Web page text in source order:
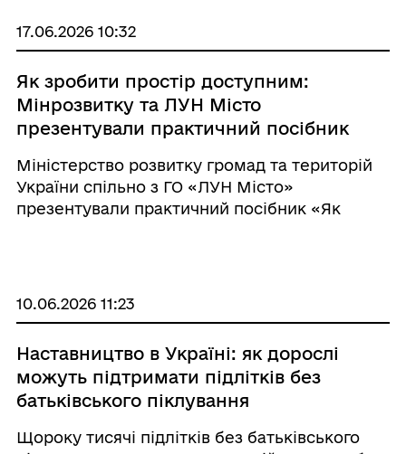
підприємни ...
17.06.2026 10:32
Як зробити простір доступним:
Мінрозвитку та ЛУН Місто
презентували практичний посібник
Міністерство розвитку громад та територій
України спільно з ГО «ЛУН Місто»
презентували практичний посібник «Як
10.06.2026 11:23
Наставництво в Україні: як дорослі
можуть підтримати підлітків без
батьківського піклування
Щороку тисячі підлітків без батьківського